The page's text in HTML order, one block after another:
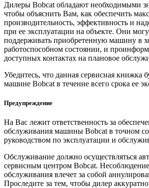
Дилеры Bobcat обладают необходимыми
чтобы объяснить Вам, как обеспечить
производительность, эффективность и
при ее эксплуатации на объекте. Они
поддерживать приобретенную машину в
работоспособном состоянии, и
доступных контактах на плановое
Убедитесь, что данная сервисная книжка
машине Bobcat в течение всего срока ее
Предупреждение
На Вас лежит ответственность за
обслуживания машины Bobcat в точном
руководством по эксплуатации и
Обслуживание должно осуществляться
сервисным центром Bobcat.
обслуживания влечет за собой
Проследите за тем, чтобы дилер аккуратно